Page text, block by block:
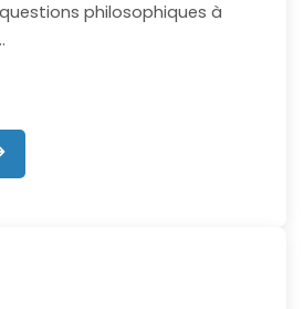
philosophiques à